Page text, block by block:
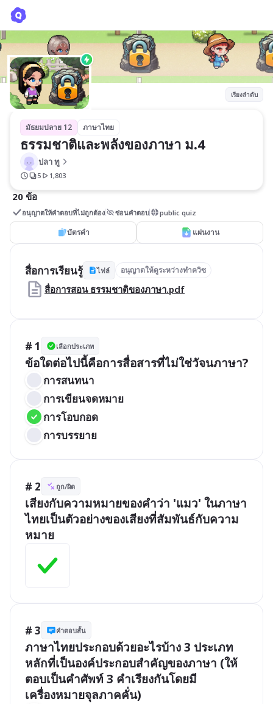
เรียงลำดับ
มัธยมปลาย 12 ภาษาไทย
ธรรมชาติและพลังของภาษา ม.4
ปลา ทู
5 1,803
20 ข้อ
อนุญาตให้คำตอบที่ไม่ถูกต้อง ซ่อนคำตอบ public quiz
บัตรคำ แผ่นงาน
สื่อการเรียนรู้ ไฟล์ อนุญาตให้ดูระหว่างทำควิซ
สื่อการสอน ธรรมชาติของภาษา.pdf
# 1 เลือกประเภท
ข้อใดต่อไปนี้คือการสื่อสารที่ไม่ใช่วัจนภาษา?
การสนทนา
การเขียนจดหมาย
การโอบกอด
การบรรยาย
# 2 ถูก/ผิด
เสียงกับความหมายของคำว่า 'แมว' ในภาษา
ไทยเป็นตัวอย่างของเสียงที่สัมพันธ์กับความ
หมาย
# 3 คำตอบสั้น
ภาษาไทยประกอบด้วยอะไรบ้าง 3 ประเภท
หลักที่เป็นองค์ประกอบสำคัญของภาษา (ให้
ตอบเป็นคำศัพท์ 3 คำเรียงกันโดยมี
เครื่องหมายจุลภาคคั่น)